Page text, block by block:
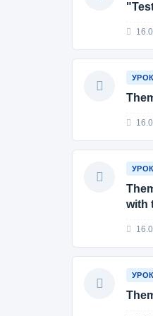
УРОК
УРОК
with
УРОК